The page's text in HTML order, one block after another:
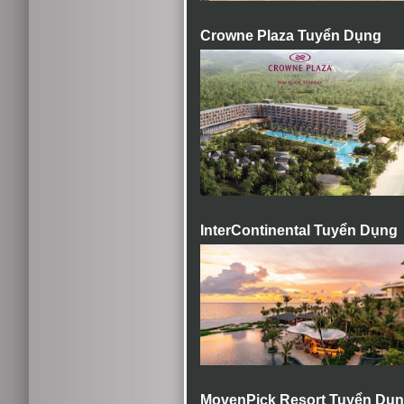
Crowne Plaza Tuyển Dụng
InterContinental Tuyển Dụng
MovenPick Resort Tuyển